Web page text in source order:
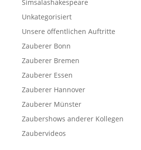
Simsalashakespeare
Unkategorisiert
Unsere öffentlichen Auftritte
Zauberer Bonn
Zauberer Bremen
Zauberer Essen
Zauberer Hannover
Zauberer Münster
Zaubershows anderer Kollegen
Zaubervideos